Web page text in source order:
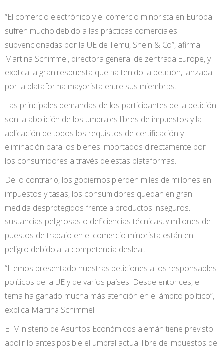
“El comercio electrónico y el comercio minorista en Europa
sufren mucho debido a las prácticas comerciales
subvencionadas por la UE de Temu, Shein & Co”, afirma
Martina Schimmel, directora general de zentrada.Europe, y
explica la gran respuesta que ha tenido la petición, lanzada
por la plataforma mayorista entre sus miembros.
Las principales demandas de los participantes de la petición
son la abolición de los umbrales libres de impuestos y la
aplicación de todos los requisitos de certificación y
eliminación para los bienes importados directamente por
los consumidores a través de estas plataformas.
De lo contrario, los gobiernos pierden miles de millones en
impuestos y tasas, los consumidores quedan en gran
medida desprotegidos frente a productos inseguros,
sustancias peligrosas o deficiencias técnicas, y millones de
puestos de trabajo en el comercio minorista están en
peligro debido a la competencia desleal.
“Hemos presentado nuestras peticiones a los responsables
políticos de la UE y de varios países. Desde entonces, el
tema ha ganado mucha más atención en el ámbito político”,
explica Martina Schimmel.
El Ministerio de Asuntos Económicos alemán tiene previsto
abolir lo antes posible el umbral actual libre de impuestos de